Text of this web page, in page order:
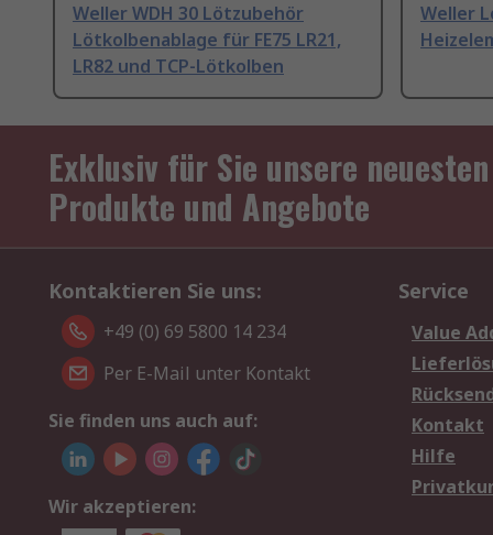
Weller WDH 30 Lötzubehör
Lötkolbenablage für FE75 LR21,
LR82 und TCP-Lötkolben
Weller
Exklusiv für Sie unsere neuesten
Produkte und Angebote
Kontaktieren Sie uns:
+49 (0) 69 5800 14 234
Per E-Mail unter Kontakt
Sie finden uns auch auf:
Wir akzeptieren:
Service
Value
Kontakt
Hilfe